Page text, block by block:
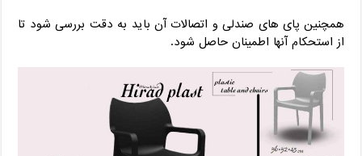
همچنین پای ‌های صندلی و اتصالات آن باید به دقت بررسی شود تا
از استحکام آنها اطمینان حاصل شود.